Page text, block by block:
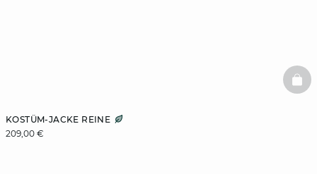
KOSTÜM-JACKE REINE
209,00 €